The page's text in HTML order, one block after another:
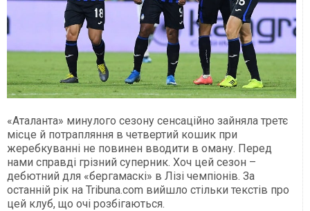
«Аталанта» минулого сезону сенсаційно зайняла третє
місце й потрапляння в четвертий кошик при
жеребкуванні не повинен вводити в оману. Перед
нами справді грізний суперник. Хоч цей сезон –
дебютний для «бергамаскі» в Лізі чемпіонів. За
останній рік на Tribuna.com вийшло стільки текстів про
цей клуб, що очі розбігаються.